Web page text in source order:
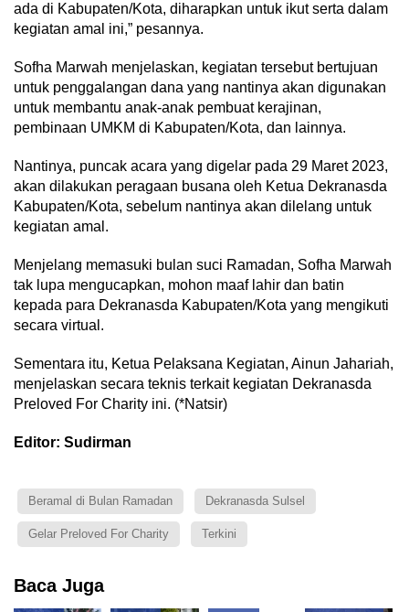
ada di Kabupaten/Kota, diharapkan untuk ikut serta dalam
kegiatan amal ini,” pesannya.
Sofha Marwah menjelaskan, kegiatan tersebut bertujuan
untuk penggalangan dana yang nantinya akan digunakan
untuk membantu anak-anak pembuat kerajinan,
pembinaan UMKM di Kabupaten/Kota, dan lainnya.
Nantinya, puncak acara yang digelar pada 29 Maret 2023,
akan dilakukan peragaan busana oleh Ketua Dekranasda
Kabupaten/Kota, sebelum nantinya akan dilelang untuk
kegiatan amal.
Menjelang memasuki bulan suci Ramadan, Sofha Marwah
tak lupa mengucapkan, mohon maaf lahir dan batin
kepada para Dekranasda Kabupaten/Kota yang mengikuti
secara virtual.
Sementara itu, Ketua Pelaksana Kegiatan, Ainun Jahariah,
menjelaskan secara teknis terkait kegiatan Dekranasda
Preloved For Charity ini. (*Natsir)
Editor: Sudirman
Beramal di Bulan Ramadan Dekranasda Sulsel
Gelar Preloved For Charity Terkini
Baca Juga